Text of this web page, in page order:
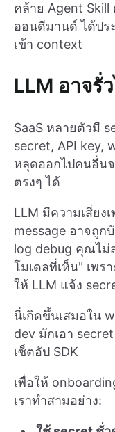
คล้าย Agent
ออนดีมานด์ ได้ปร
เข้า context
LLM อาจรั่
SaaS หลายตัวมี
secret, API key,
หลุดออกไปคนอื่น
ตรงๆ ได้
LLM มีความเสี่ยง
message อาจถูก
log debug คุณไม่
โมเดลที่เห็น" เพร
ให้ LLM แจ้ง
นี่เกิดขึ้นเสมอใน
dev มักเอา
เซ็ตอัป SDK
เพื่อให้
เราทำสามอย่าง: